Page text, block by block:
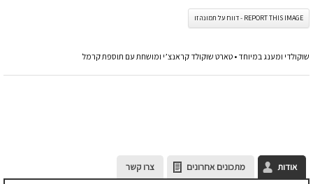
REPORT THIS IMAGE - דווח על תמונה זו
שוקולדי ומענג במיוחד • טארט שוקולד קראנצ’י ומושחת עם תוספת קרמל
אודות מתכונים אחרונים צרו קשר